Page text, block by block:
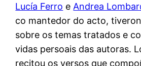
Lucía Ferro e Andrea
co mantedor do acto,
sobre os temas tratados e
vidas persoais das autoras.
recitou os versos que